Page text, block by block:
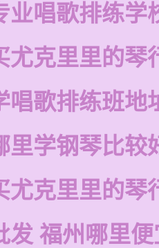
业唱歌排练学
尤克里里的琴
唱歌排练班地
里学钢琴比较
尤克里里的琴
发 福州哪里便